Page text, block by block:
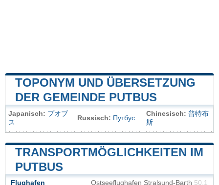
TOPONYM UND ÜBERSETZUNG
DER GEMEINDE PUTBUS
Japanisch: プオブ
ス
Russisch: Путбус
Chinesisch: 普特布
斯
TRANSPORTMÖGLICHKEITEN IM
PUTBUS
Flughafen Ostseeflughafen Stralsund-Barth 50.1